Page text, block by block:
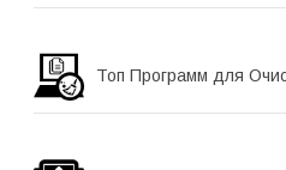
Топ Программ для